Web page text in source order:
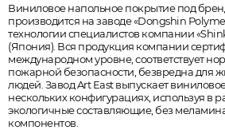
Виниловое напольное покрытие под
производится на заводе «Dongshin
технологии специалистов компании
(Япония). Вся продукция компании
международном уровне, соответствует
пожарной безопасности, безвредна для
людей. Завод Art East выпускает
нескольких конфигурациях, используя в
экологичные составляющие, без
компонентов.